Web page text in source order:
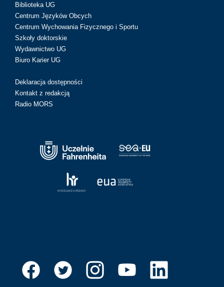
Biblioteka UG
Centrum Języków Obcych
Centrum Wychowania Fizycznego i Sportu
Szkoły doktorskie
Wydawnictwo UG
Biuro Karier UG
Deklaracja dostępności
Kontakt z redakcją
Radio MORS